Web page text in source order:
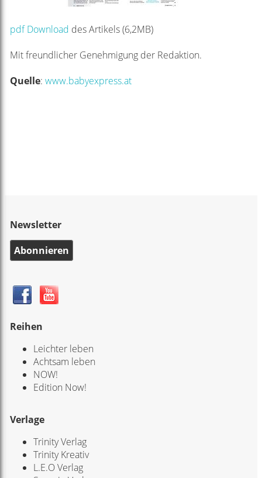
pdf Download des Artikels (6,2MB)
Mit freundlicher Genehmigung der Redaktion.
Quelle: www.babyexpress.at
Newsletter
Abonnieren
Reihen
Leichter leben
Achtsam leben
NOW!
Edition Now!
Verlage
Trinity Verlag
Trinity Kreativ
L.E.O Verlag